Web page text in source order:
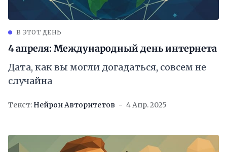
В ЭТОТ ДЕНЬ
4 апреля: Международный день интернета
Дата, как вы могли догадаться, совсем не
случайна
Текст: Нейрон Авторитетов 4 Апр. 2025